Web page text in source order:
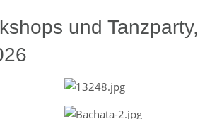
und Tanzparty,